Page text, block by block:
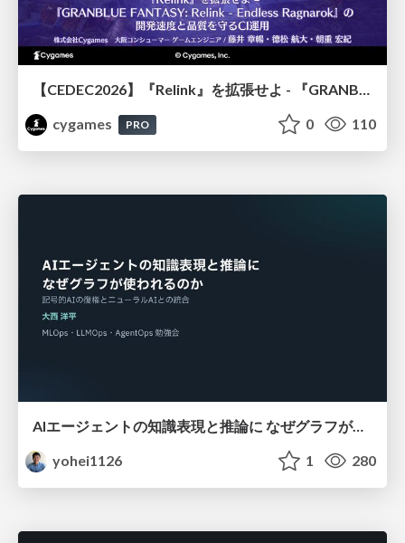
cygames
PRO 0 110
AIエージェントの知識表現と推論に なぜグラフが使われるのか - 記号的AIの復権とニューラルAIとの統合
yohei1126
1 280